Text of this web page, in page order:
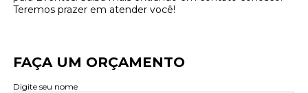
Teremos prazer em atender você!
FAÇA UM ORÇAMENTO
Digite seu nome